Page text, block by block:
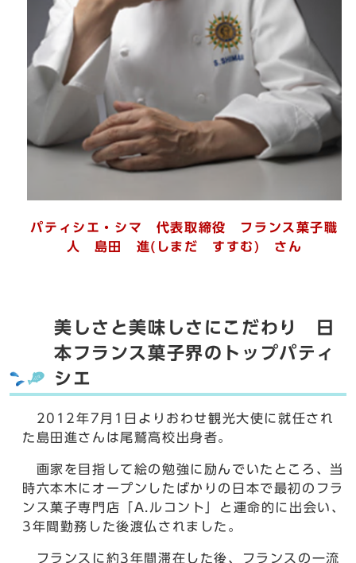
パティシエ・シマ 代表取締役 フランス菓子職
人 島田 進(しまだ すすむ) さん
美しさと美味しさにこだわり 日
本フランス菓子界のトップパティ
シエ
2012年7月1日よりおわせ観光大使に就任され
た島田進さんは尾鷲高校出身者。
画家を目指して絵の勉強に励んでいたところ、当
時六本木にオープンしたばかりの日本で最初のフラ
ンス菓子専門店「A.ルコント」と運命的に出会い、
3年間勤務した後渡仏されました。
フランスに約3年間滞在した後、フランスの一流